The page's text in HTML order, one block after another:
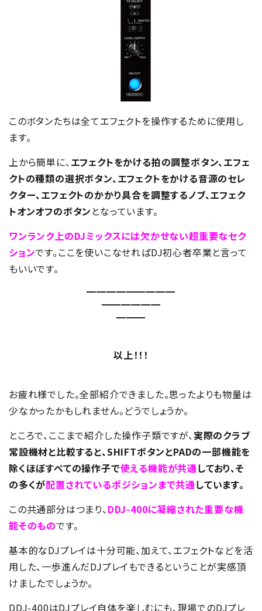
このボタンたちは全てエフェクトを操作するために使用し
ます。
上から簡単に、 エフェクトをかける拍の調整ボタン、エフェ
クトの種類の選択ボタン、エフェクトをかける音源のセレ
クター、エフェクトのかかり具合を調整するノブ、エフェク
トオンオフのボタン となっています。
ワンランク上のDJミックスには欠かせない超重要なセク
ションです。ここを使いこなせればDJ初心者卒業と言って
もいいです。
━━━━━━━━━
━━━━━━
━━━
以上！！！
お疲れ様でした。全部紹介できました。思ったよりも物量は
少なかったかもしれません。どうでしょうか。
ところで、ここまで紹介した操作子類ですが、 実際のクラブ
常設機材と比較すると、SHIFTボタンとPADの一部機能を
除くほぼすべての操作子で使える機能が共通しており、そ
の多くが配置されているポジションまで共通しています。
この共通部分はつまり、 DDJ-400に凝縮された重要な機
能そのものです。
基本的なDJプレイは十分可能、加えて、エフェクトなどを活
用した、一歩進んだDJプレイもできるということが実感頂
けましたでしょうか。
DDJ-400はDJプレイ自体を楽しむにも、現場でのDJプレ